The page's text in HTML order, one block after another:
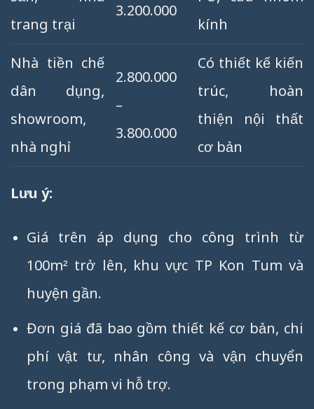
trang trại
3.200.000
kính
Nhà tiền chế
dân dụng,
showroom,
nhà nghỉ
2.800.000
–
3.800.000
Có thiết kế kiến
trúc, hoàn
thiện nội thất
cơ bản
Lưu ý:
Giá trên áp dụng cho công trình từ
100m² trở lên, khu vực TP Kon Tum và
huyện gần.
Đơn giá đã bao gồm thiết kế cơ bản, chi
phí vật tư, nhân công và vận chuyển
trong phạm vi hỗ trợ.